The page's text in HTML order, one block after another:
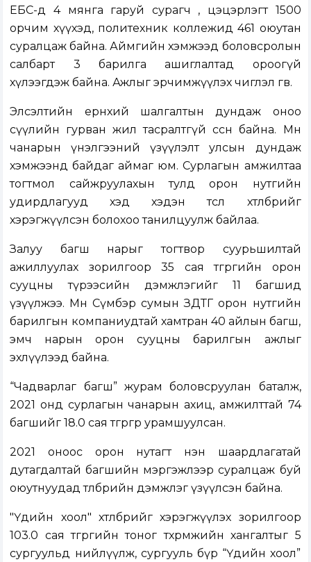
ЕБС-д 4 мянга гаруй сурагч , цэцэрлэгт 1500
орчим хүүхэд, политехник коллежид 461 оюутан
суралцаж байна. Аймгийн хэмжээд боловсролын
салбарт 3 барилга ашиглалтад ороогүй
хүлээгдэж байна. Ажлыг эрчимжүүлэх чиглэл өгөв.
Элсэлтийн ерөнхий шалгалтын дундаж оноо
сүүлийн гурван жил тасралтгүй өссөн байна. Мөн
чанарын үнэлгээний үзүүлэлт улсын дундаж
хэмжээнд байдаг аймаг юм. Сурлагын амжилтаа
тогтмол сайжруулахын тулд орон нутгийн
удирдлагууд хэд хэдэн төсөл хөтөлбөрийг
хэрэгжүүлсэн болохоо танилцуулж байлаа.
Залуу багш нарыг тогтвор суурьшилтай
ажиллуулах зорилгоор 35 сая төгрөгийн орон
сууцны түрээсийн дэмжлэгийг 11 багшид
үзүүлжээ. Мөн Сүмбэр сумын ЗДТГ орон нутгийн
барилгын компаниудтай хамтран 40 айлын багш,
эмч нарын орон сууцны барилгын ажлыг
эхлүүлээд байна.
“Чадварлаг багш” журам боловсруулан баталж,
2021 онд сурлагын чанарын ахиц, амжилттай 74
багшийг 18.0 сая төгрөгөөр урамшуулсан.
2021 оноос орон нутагт нэн шаардлагатай
дутагдалтай багшийн мэргэжлээр суралцаж буй
оюутнуудад төлбөрийн дэмжлэг үзүүлсэн байна.
"Үдийн хоол" хөтөлбөрийг хэрэгжүүлэх зорилгоор
103.0 сая төгрөгийн тоног төхөөрөмжийн хангалтыг 5
сургуульд нийлүүлж, сургууль бүр “Үдийн хоол”